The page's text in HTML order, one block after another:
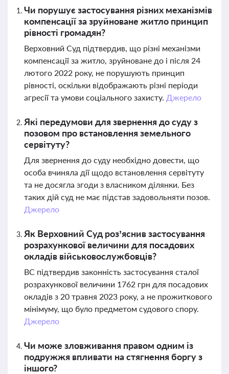
Чи порушує застосування різних механізмів
компенсації за зруйноване житло принцип
рівності громадян?
Верховний Суд підтвердив, що різні механізми
компенсації за житло, зруйноване до і після 24
лютого 2022 року, не порушують принцип
рівності, оскільки відображають різні періоди
агресії та умови соціального захисту. Джерело
Які передумови для звернення до суду з
позовом про встановлення земельного
сервітуту?
Для звернення до суду необхідно довести, що
особа вчиняла дії щодо встановлення сервітуту
та не досягла згоди з власником ділянки. Без
таких дій суд не має підстав задовольняти позов.
Джерело
Як Верховний Суд роз’яснив застосування
розрахункової величини для посадових
окладів військовослужбовців?
ВС підтвердив законність застосування сталої
розрахункової величини 1762 грн для посадових
окладів з 20 травня 2023 року, а не прожиткового
мінімуму, що було предметом судового спору.
Джерело
Чи може зловживання правом одним із
подружжя впливати на стягнення боргу з
іншого?